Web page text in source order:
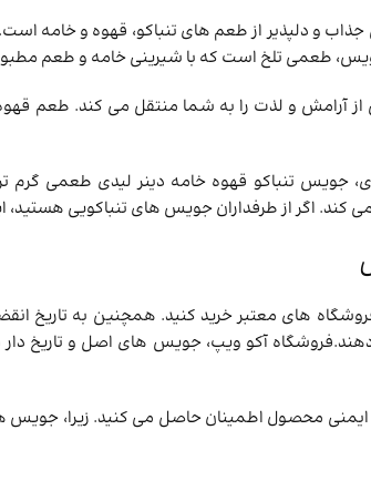
جذاب و دلپذیر از طعم ‌های تنباکو، قهوه و خامه
طعمی تلخ است که با شیرینی خامه و طعم
آرامش و لذت را به شما منتقل می‌ کند. طعم قهوه،
جویس تنباکو قهوه خامه دینر لیدی طعمی
‌کند. اگر از طرفداران جویس های تنباکویی هستید،
فروشگاه‌ های معتبر خرید کنید. همچنین به تاریخ
آکو ویپ، جویس ‌های اصل و تاریخ
ایمنی محصول اطمینان حاصل می کنید. زیرا،